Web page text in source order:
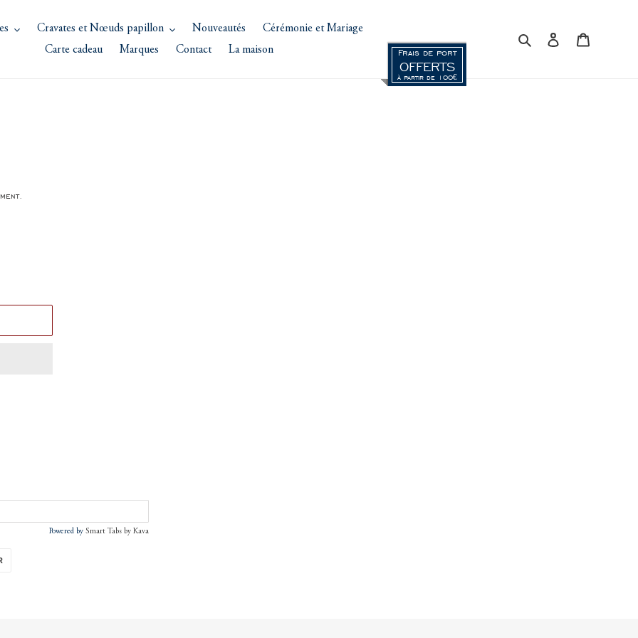
Cravates et Nœuds papillon Nouveautés
Cérémonie et Mariage
Carte cadeau
Marques Contact La maison Frais de port
OFFERTS
à partir de 100€
RechercherSe connecter
Powered by Smart Tabs by Kava